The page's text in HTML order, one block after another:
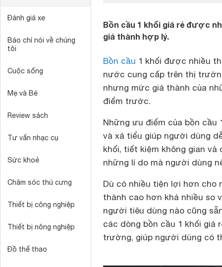
Đánh giá xe
Báo chí nói về chúng
tôi
Cuộc sống
Mẹ và Bé
Review sách
Tư vấn nhạc cụ
Sức khoẻ
Chăm sóc thú cưng
Thiết bị công nghiệp
Thiết bị nông nghiệp
Đồ thể thao
Bồn cầu 1 khối giá rẻ được
giá thành hợp lý.
Bồn cầu 1 khối được nhiều
nước cung cấp trên thị
nhưng mức giá thành của
điểm trước.
Những ưu điểm của bồn
và xả tiểu giúp người dùng
khối, tiết kiệm không gian
những lí do mà người dùng
Dù có nhiều tiện lợi hơn cho
thành cao hơn khá nhiều so
người tiêu dùng nào cũng
các dòng bồn cầu 1 khối
trường, giúp người dùng có